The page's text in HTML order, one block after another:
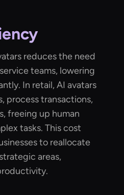
reduces the need
teams, lowering
In retail, AI avatars
process transactions,
freeing up human
tasks. This cost
to reallocate
areas,